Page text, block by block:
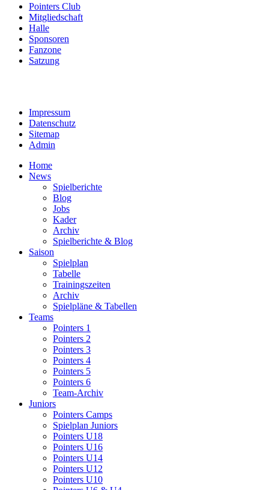
Pointers Club
Mitgliedschaft
Halle
Sponsoren
Fanzone
Satzung
Impressum
Datenschutz
Sitemap
Admin
Home
News
Spielberichte
Blog
Jobs
Kader
Archiv
Spielberichte & Blog
Saison
Spielplan
Tabelle
Trainingszeiten
Archiv
Spielpläne & Tabellen
Teams
Pointers 1
Pointers 2
Pointers 3
Pointers 4
Pointers 5
Pointers 6
Team-Archiv
Juniors
Pointers Camps
Spielplan Juniors
Pointers U18
Pointers U16
Pointers U14
Pointers U12
Pointers U10